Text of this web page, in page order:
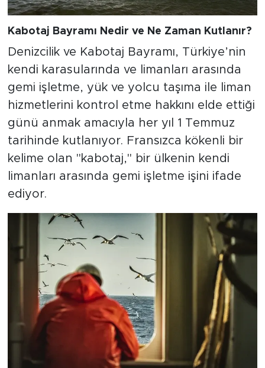
Kabotaj Bayramı Nedir ve Ne Zaman Kutlanır?
Denizcilik ve Kabotaj Bayramı, Türkiye’nin
kendi karasularında ve limanları arasında
gemi işletme, yük ve yolcu taşıma ile liman
hizmetlerini kontrol etme hakkını elde ettiği
günü anmak amacıyla her yıl 1 Temmuz
tarihinde kutlanıyor. Fransızca kökenli bir
kelime olan "kabotaj," bir ülkenin kendi
limanları arasında gemi işletme işini ifade
ediyor.